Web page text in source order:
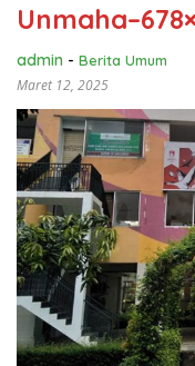
admin - Berita Umum
Maret 12, 2025